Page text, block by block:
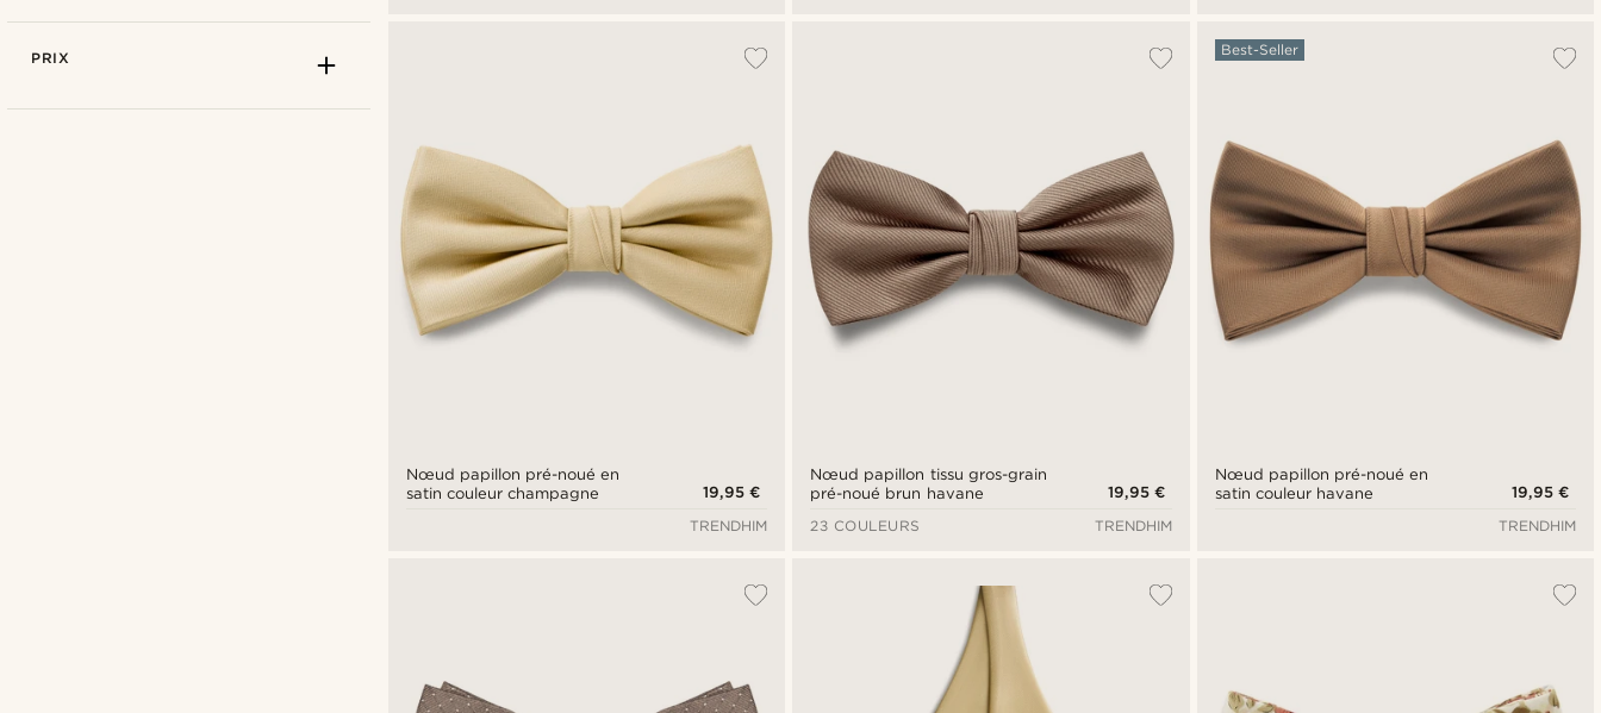
Nœud papillon pré-noué en
satin couleur champagne
19,95 €
TRENDHIM
Nœud papillon tissu gros-grain
pré-noué brun havane
19,95 €
23 COULEURS
TRENDHIM
Nœud papillon pré-noué en
satin couleur havane
Best-Seller
19,95 €
TRENDHIM
PRIX